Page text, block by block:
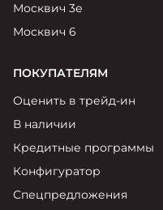
Москвич 3е
Москвич 6
ПОКУПАТЕЛЯМ
Оценить в трейд-ин
В наличии
Кредитные программы
Конфигуратор
Спецпредложения